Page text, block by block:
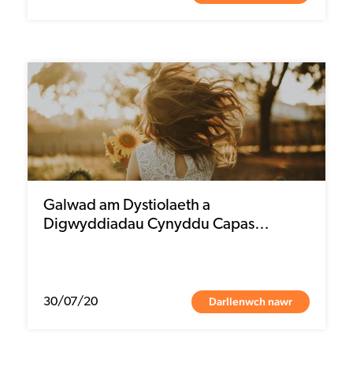
Galwad am Dystiolaeth a
Digwyddiadau Cynyddu Capas…
30/07/20 Darllenwch nawr